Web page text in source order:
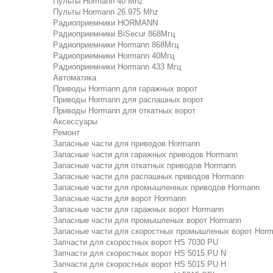
Пульты Hormann 26.975 Mhz
Радиоприемники HORMANN
Радиоприемники BiSecur 868Мгц
Радиоприемники Hormann 868Мгц
Радиоприемники Hormann 40Мгц
Радиоприемники Hormann 433 Мгц
Автоматика
Приводы Hormann для гаражных ворот
Приводы Hormann для распашных ворот
Приводы Hormann для откатных ворот
Аксессуары
Ремонт
Запасные части для приводов Hormann
Запасные части для гаражных приводов Hormann
Запасные части для откатных приводов Hormann
Запасные части для распашных приводов Hormann
Запасные части для промышленных приводов Hormann
Запасные части для ворот Hormann
Запасные части для гаражных ворот Hormann
Запасные части для промышленых ворот Hormann
Запасные части для скоростных промышленых ворот
Запчасти для скоростных ворот HS 7030 PU
Запчасти для скоростных ворот HS 5015 PU N
Запчасти для скоростных ворот HS 5015 PU H